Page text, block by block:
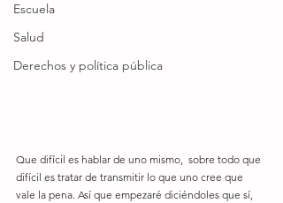
Escuela
Salud
Derechos y política pública
Que difícil es hablar de uno mismo,  sobre todo que
difícil es tratar de transmitir lo que uno cree que
vale la pena. Así que empezaré diciéndoles que sí,